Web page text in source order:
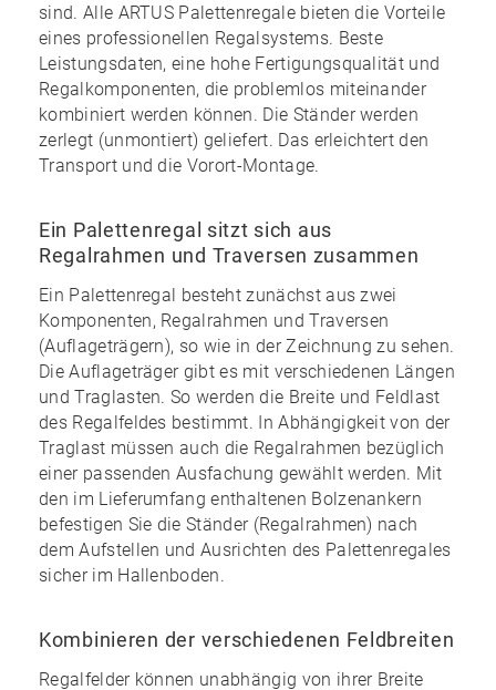
sind. Alle ARTUS Palettenregale bieten die Vorteile
eines professionellen Regalsystems. Beste
Leistungsdaten, eine hohe Fertigungsqualität und
Regalkomponenten, die problemlos miteinander
kombiniert werden können. Die Ständer werden
zerlegt (unmontiert) geliefert. Das erleichtert den
Transport und die Vorort-Montage.
Ein Palettenregal sitzt sich aus
Regalrahmen und Traversen zusammen
Ein Palettenregal besteht zunächst aus zwei
Komponenten, Regalrahmen und Traversen
(Auflageträgern), so wie in der Zeichnung zu sehen.
Die Auflageträger gibt es mit verschiedenen Längen
und Traglasten. So werden die Breite und Feldlast
des Regalfeldes bestimmt. In Abhängigkeit von der
Traglast müssen auch die Regalrahmen bezüglich
einer passenden Ausfachung gewählt werden. Mit
den im Lieferumfang enthaltenen Bolzenankern
befestigen Sie die Ständer (Regalrahmen) nach
dem Aufstellen und Ausrichten des Palettenregales
sicher im Hallenboden.
Kombinieren der verschiedenen Feldbreiten
Regalfelder können unabhängig von ihrer Breite